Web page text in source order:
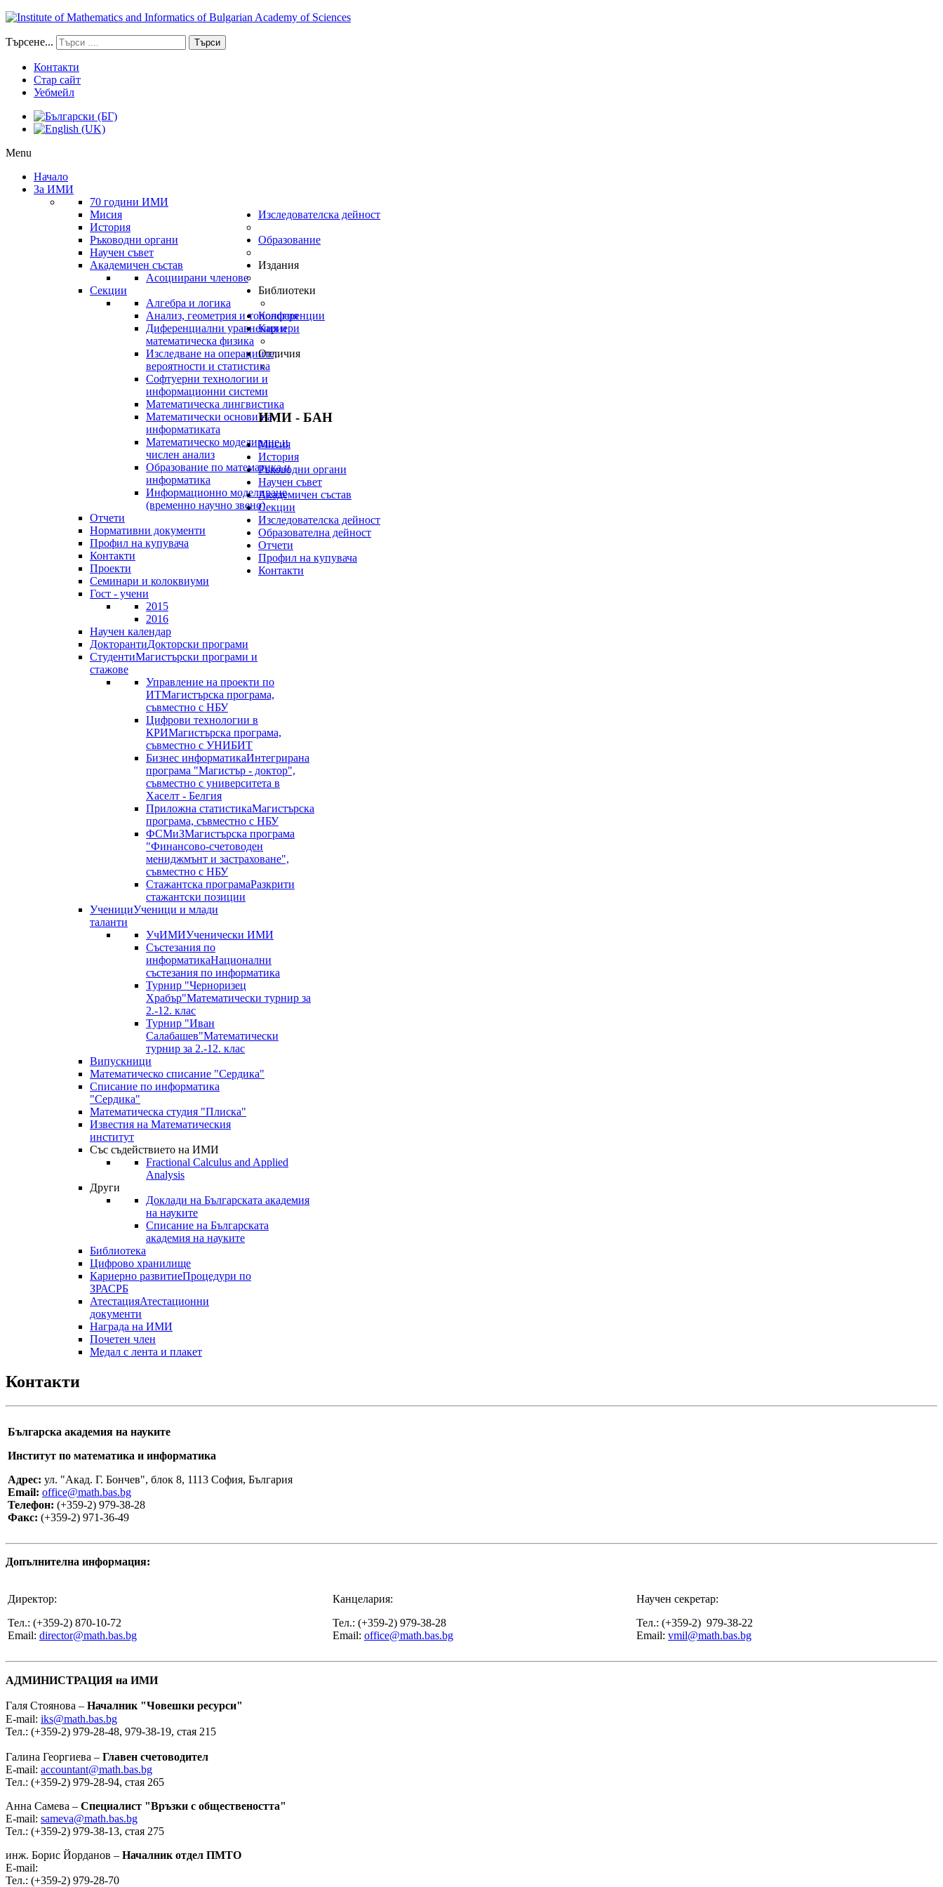
Търсене... Търси
Контакти
Стар сайт
Уебмейл
Menu
Начало
За ИМИ
70 години ИМИ
Мисия
История
Ръководни органи
Научен съвет
Академичен състав
Асоциирани членове
Секции
Алгебра и логика
Анализ, геометрия и топология
Диференциални уравнения и
математическа физика
Изследване на операциите,
вероятности и статистика
Софтуерни технологии и
информационни системи
Математическа лингвистика
Математически основи на
информатиката
Математическо моделиране и
числен анализ
Образование по математика и
информатика
Информационно моделиране
(временно научно звено)
Отчети
Нормативни документи
Профил на купувача
Контакти
Изследователска дейност
Проекти
Семинари и колоквиуми
Гост - учени
2015
2016
Научен календар
Образование
ДокторантиДокторски програми
СтудентиМагистърски програми и
стажове
Управление на проекти по
ИТМагистърска програма,
съвместно с НБУ
Цифрови технологии в
КРИМагистърска програма,
съвместно с УНИБИТ
Бизнес информатикаИнтегрирана
програма "Магистър - доктор",
съвместно с университета в
Хаселт - Белгия
Приложна статистикаМагистърска
програма, съвместно с НБУ
ФСМиЗМагистърска програма
"Финансово-счетоводен
мениджмънт и застраховане",
съвместно с НБУ
Стажантска програмаРазкрити
стажантски позиции
УченициУченици и млади
таланти
УчИМИУченически ИМИ
Състезания по
информатикаНационални
състезания по информатика
Турнир "Черноризец
Храбър"Математически турнир за
2.-12. клас
Турнир "Иван
Салабашев"Математически
турнир за 2.-12. клас
Випускници
Издания
Математическо списание "Сердика"
Списание по информатика
"Сердика"
Математическа студия "Плиска"
Известия на Математическия
институт
Със съдействието на ИМИ
Fractional Calculus and Applied
Analysis
Други
Доклади на Българската академия
на науките
Списание на Българската
академия на науките
Библиотеки
Библиотека
Цифрово хранилище
Конференции
Кариери
Кариерно развитиеПроцедури по
ЗРАСРБ
АтестацияАтестационни
документи
Отличия
Награда на ИМИ
Почетен член
Медал с лента и плакет
ИМИ - БАН
Мисия
История
Ръководни органи
Научен съвет
Академичен състав
Секции
Изследователска дейност
Образователна дейност
Отчети
Профил на купувача
Контакти
Контакти
Българска академия на науките
Институт по математика и информатика
Адрес: ул. "Акад. Г. Бончев", блок 8, 1113 София, България
Email: office@math.bas.bg
Телефон: (+359-2) 979-38-28
Факс: (+359-2) 971-36-49
Допълнителна информация:
Директор:
Тел.: (+359-2) 870-10-72
Email: director@math.bas.bg
Канцелария:
Тел.: (+359-2) 979-38-28
Email: office@math.bas.bg
Научен секретар:
Тел.: (+359-2) 979-38-22
Email: vmil@math.bas.bg
АДМИНИСТРАЦИЯ на ИМИ
Галя Стоянова – Началник "Човешки ресурси"
E-mail: iks@math.bas.bg
Тел.: (+359-2) 979-28-48, 979-38-19, стая 215
Галина Георгиева – Главен счетоводител
E-mail: accountant@math.bas.bg
Тел.: (+359-2) 979-28-94, стая 265
Анна Самева – Специалист "Връзки с обществеността"
E-mail: sameva@math.bas.bg
Тел.: (+359-2) 979-38-13, стая 275
инж. Борис Йорданов – Началник отдел ПМТО
E-mail:
Тел.: (+359-2) 979-28-70